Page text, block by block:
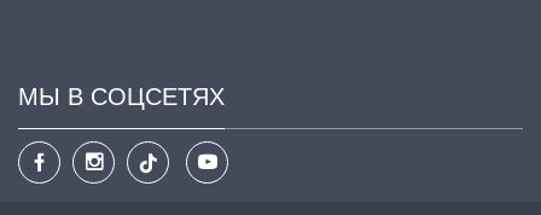
МЫ В СОЦСЕТЯХ